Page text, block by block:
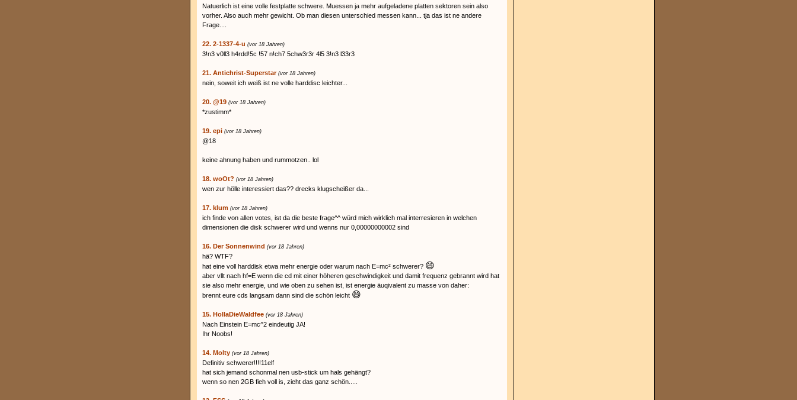
Natuerlich ist eine volle festplatte schwere. Muessen ja mehr aufgeladene platten sektoren sein also
vorher. Also auch mehr gewicht. Ob man diesen unterschied messen kann... tja das ist ne andere
Frage....
22. 2-1337-4-u (vor 18 Jahren)
3!n3 v0ll3 h4rdd!5c !57 n!ch7 5chw3r3r 4l5 3!n3 l33r3
21. Antichrist-Superstar (vor 18 Jahren)
nein, soweit ich weiß ist ne volle harddisc leichter...
20. @19 (vor 18 Jahren)
*zustimm*
19. epi (vor 18 Jahren)
@18
keine ahnung haben und rummotzen.. lol
18. woOt? (vor 18 Jahren)
wen zur hölle interessiert das?? drecks klugscheißer da...
17. klum (vor 18 Jahren)
ich finde von allen votes, ist da die beste frage^^ würd mich wirklich mal interresieren in welchen
dimensionen die disk schwerer wird und wenns nur 0,00000000002 sind
16. Der Sonnenwind (vor 18 Jahren)
hä? WTF?
hat eine voll harddisk etwa mehr energie oder warum nach E=mc² schwerer? 😄
aber vllt nach hf=E wenn die cd mit einer höheren geschwindigkeit und damit frequenz gebrannt wird hat
sie also mehr energie, und wie oben zu sehen ist, ist energie äuqivalent zu masse von daher:
brennt eure cds langsam dann sind die schön leicht 😄
15. HollaDieWaldfee (vor 18 Jahren)
Nach Einstein E=mc^2 eindeutig JA!
Ihr Noobs!
14. Molty (vor 18 Jahren)
Definitiv schwerer!!!!11elf
hat sich jemand schonmal nen usb-stick um hals gehängt?
wenn so nen 2GB fieh voll is, zieht das ganz schön.....